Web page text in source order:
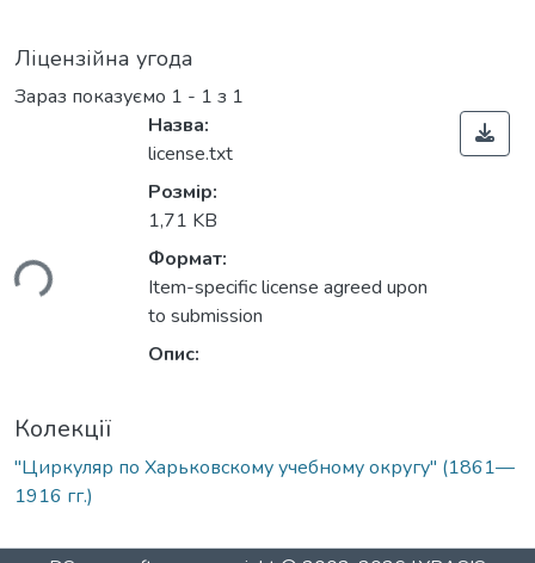
Ліцензійна угода
Зараз показуємо 1 - 1 з 1
Назва:
license.txt
Розмір:
1,71 KB
Формат:
Item-specific license agreed upon
to submission
Опис:
Колекції
"Циркуляр по Харьковскому учебному округу" (1861—
1916 гг.)